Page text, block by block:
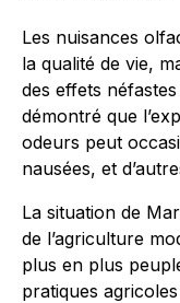
Les nuisances
la qualité de vie,
des effets
démontré que
odeurs peut
nausées, et
La situation de
de l’agriculture
plus en plus
pratiques